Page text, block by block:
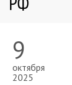
9
октября
2025